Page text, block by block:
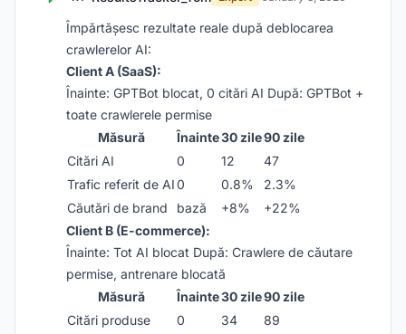
Împărtășesc rezultate reale după deblocarea
crawlerelor AI:
Client A (SaaS):
Înainte: GPTBot blocat, 0 citări AI După: GPTBot +
toate crawlerele permise
Măsură
Înainte30 zile90 zile
Citări AI
0 12
47
Trafic referit de AI0 0.8%
2.3%
Căutări de brand
bază +8%
+22%
Client B (E-commerce):
Înainte: Tot AI blocat După: Crawlere de căutare
permise, antrenare blocată
Măsură
Înainte30 zile90 zile
Citări produse
0 34
89